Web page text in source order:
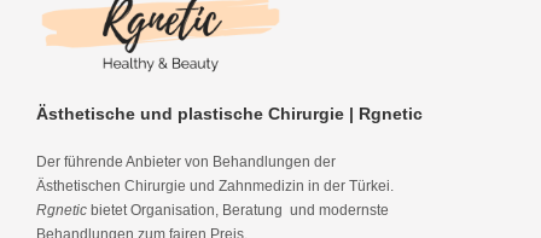
Ästhetische und plastische Chirurgie | Rgnetic
Der führende Anbieter von Behandlungen der
Ästhetischen Chirurgie und Zahnmedizin in der Türkei.
Rgnetic bietet Organisation, Beratung und modernste
Behandlungen zum fairen Preis.